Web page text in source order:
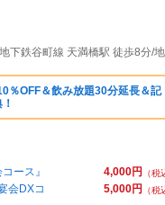
％OFF＆飲み放題30分延長＆記
4,000円
（税
ース』
5,000円
（税
会DXコ